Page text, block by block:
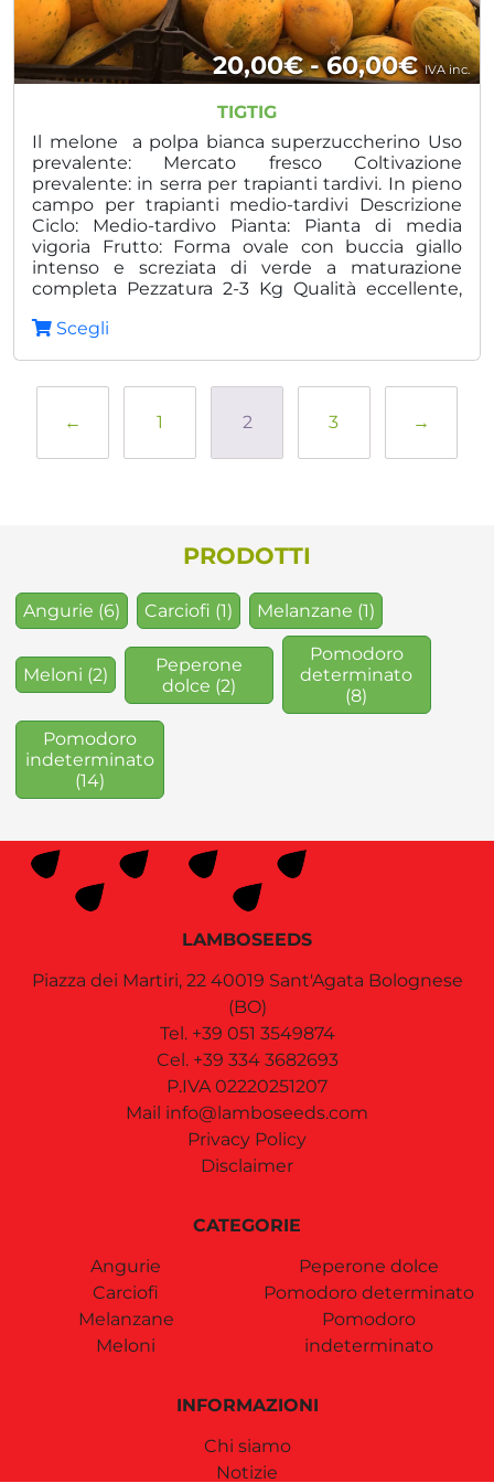
PRODOTTI
Angurie (6) Carciofi (1) Melanzane (1)
Meloni (2)
Peperone
dolce (2)
Pomodoro
determinato
(8)
Pomodoro
indeterminato
(14)
20,00€ - 60,00€
da
a
IVA inc.
TIGTIG
Il melone a polpa bianca superzuccherino Uso
prevalente: Mercato fresco Coltivazione
prevalente: in serra per trapianti tardivi. In pieno
campo per trapianti medio-tardivi Descrizione
Ciclo: Medio-tardivo Pianta: Pianta di media
vigoria Frutto: Forma ovale con buccia giallo
intenso e screziata di verde a maturazione
completa Pezzatura 2-3 Kg Qualità eccellente,
tenuta in post raccolta Tolleranze: F 0,1 Vantaggi:
Scegli
← 1 2 3 →
LAMBOSEEDS
Piazza dei Martiri, 22 40019 Sant'Agata Bolognese
(BO)
Tel. +39 051 3549874
Cel. +39 334 3682693
P.IVA 02220251207
Mail info@lamboseeds.com
Privacy Policy
Disclaimer
CATEGORIE
Angurie
Carciofi
Melanzane
Meloni
Peperone dolce
Pomodoro determinato
Pomodoro
indeterminato
INFORMAZIONI
Chi siamo
Notizie